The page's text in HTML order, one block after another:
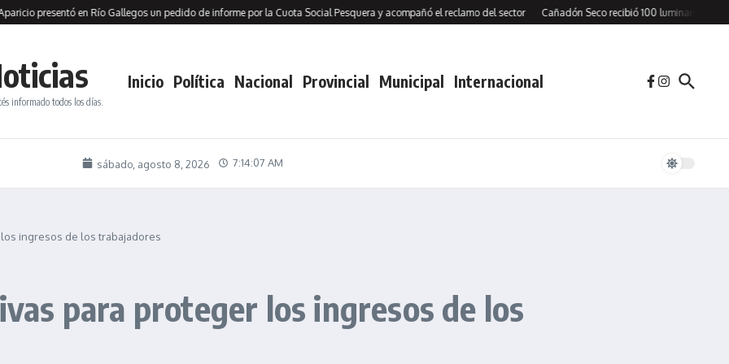
en Río Gallegos un pedido de informe por la Cuota Social Pesquera y acompañó el reclamo del sector Cañadón Seco recibió 100 luminarias LED y
informado todos los días.
Inicio Política Nacional Provincial Municipal Internacional
sábado, agosto 8, 2026 7:14:09 AM
ingresos de los trabajadores
para proteger los ingresos de los